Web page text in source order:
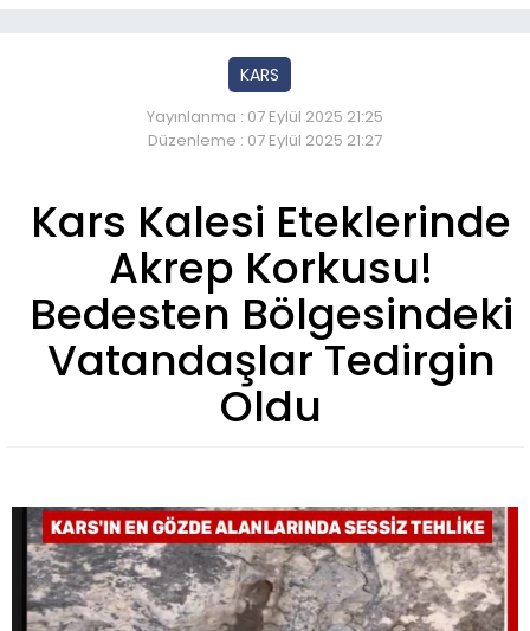
KARS
Yayınlanma : 07 Eylül 2025 21:25
Düzenleme : 07 Eylül 2025 21:27
Kars Kalesi Eteklerinde
Akrep Korkusu!
Bedesten Bölgesindeki
Vatandaşlar Tedirgin
Oldu